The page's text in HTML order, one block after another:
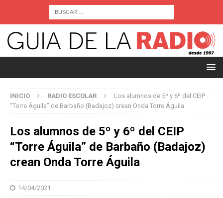
INICIO RADIO ESCOLAR
Los alumnos de 5º y 6º del CEIP
“Torre Águila” de Barbaño (Badajoz) crean Onda Torre Águila
Los alumnos de 5º y 6º del CEIP
“Torre Águila” de Barbaño (Badajoz)
crean Onda Torre Águila
14/04/2021